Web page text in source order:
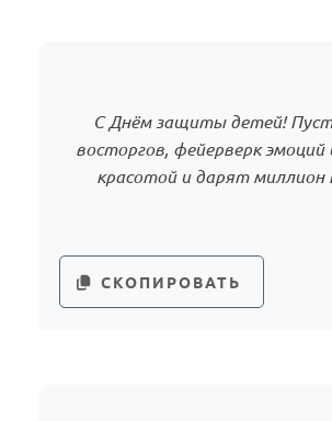
С Днём защиты детей!
восторгов, фейерверк
красотой и дарят
СКОПИРОВАТЬ